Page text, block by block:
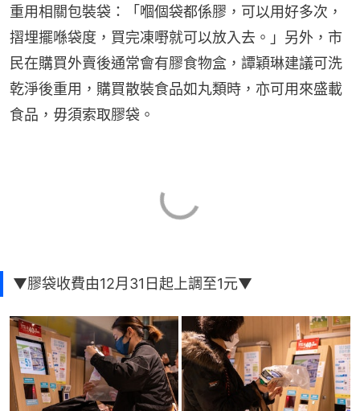
重用相關包裝袋：「嗰個袋都係膠，可以用好多次，
摺埋擺喺袋度，買完凍嘢就可以放入去。」另外，市
民在購買外賣後通常會有膠食物盒，譚穎琳建議可洗
乾淨後重用，購買散裝食品如丸類時，亦可用來盛載
食品，毋須索取膠袋。
▼膠袋收費由12月31日起上調至1元▼